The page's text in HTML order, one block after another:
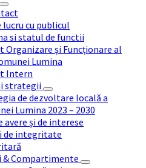
lucru cu publicul
si statul de functii
Organizare și Funcționare al
Lumina
Intern
strategii
de dezvoltare locală a
Lumina 2023 – 2030
avere și de interese
de integritate
& Compartimente